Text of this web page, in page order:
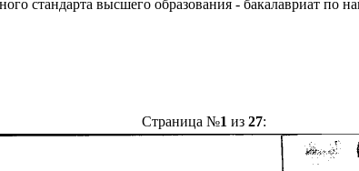
стандарта высшего образования - бакалавриат по
Страница №1 из 27: